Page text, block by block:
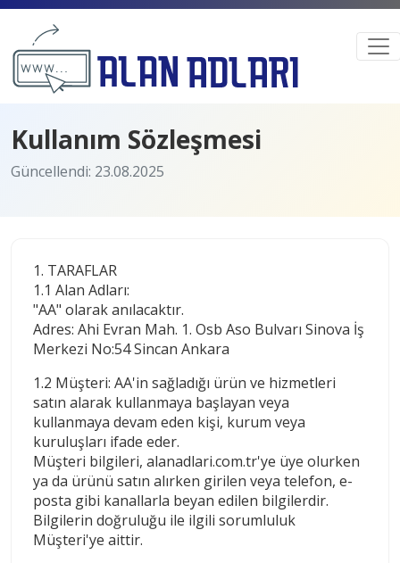
Kullanım Sözleşmesi
Güncellendi: 23.08.2025
1. TARAFLAR
1.1 Alan Adları:
"AA" olarak anılacaktır.
Adres: Ahi Evran Mah. 1. Osb Aso Bulvarı Sinova İş
Merkezi No:54 Sincan Ankara
1.2 Müşteri: AA'in sağladığı ürün ve hizmetleri
satın alarak kullanmaya başlayan veya
kullanmaya devam eden kişi, kurum veya
kuruluşları ifade eder.
Müşteri bilgileri, alanadlari.com.tr'ye üye olurken
ya da ürünü satın alırken girilen veya telefon, e-
posta gibi kanallarla beyan edilen bilgilerdir.
Bilgilerin doğruluğu ile ilgili sorumluluk
Müşteri'ye aittir.